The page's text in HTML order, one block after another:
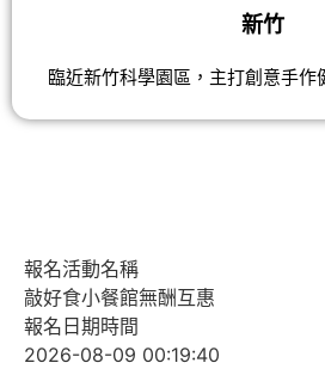
新竹
臨近新竹科學園區，主打創意手作
報名活動名稱
報名日期時間